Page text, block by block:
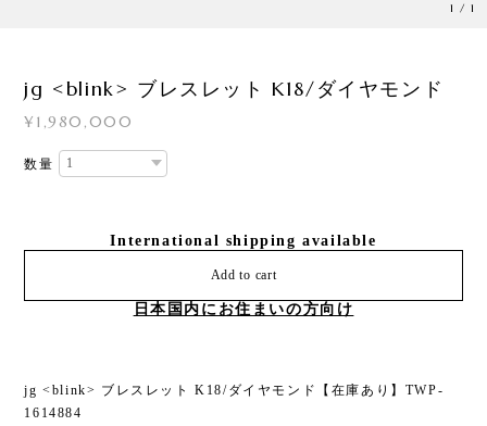
1 /1
jg <blink> ブレスレット K18/ダイヤモンド
¥1,980,000
数量
International shipping available
Add to cart
日本国内にお住まいの方向け
jg <blink> ブレスレット K18/ダイヤモンド【在庫あり】TWP-
1614884